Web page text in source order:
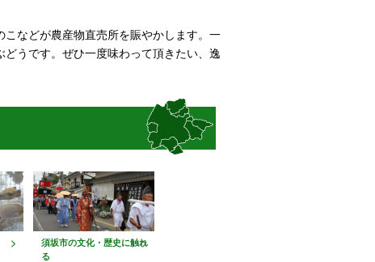
などが農産物直売所を賑やかします。一
うです。ぜひ一度味わって頂きたい、逸
須坂市の文化・歴史に触れ
る